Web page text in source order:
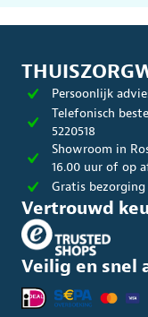
Persoonlijk
Telefonisch
5220518
Showroom in
16.00 uur of op
Gratis bezorging
Vertrouwd
Veilig en snel